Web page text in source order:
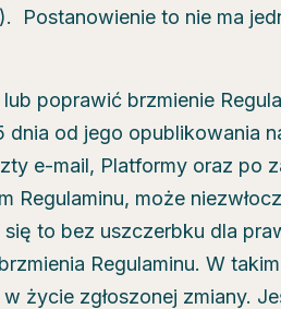
Postanowienie to nie ma
poprawić brzmienie
dnia od jego opublikowania
e-mail, Platformy oraz po
Regulaminu, może
to bez uszczerbku dla
Regulaminu. W
życie zgłoszonej zmiany.